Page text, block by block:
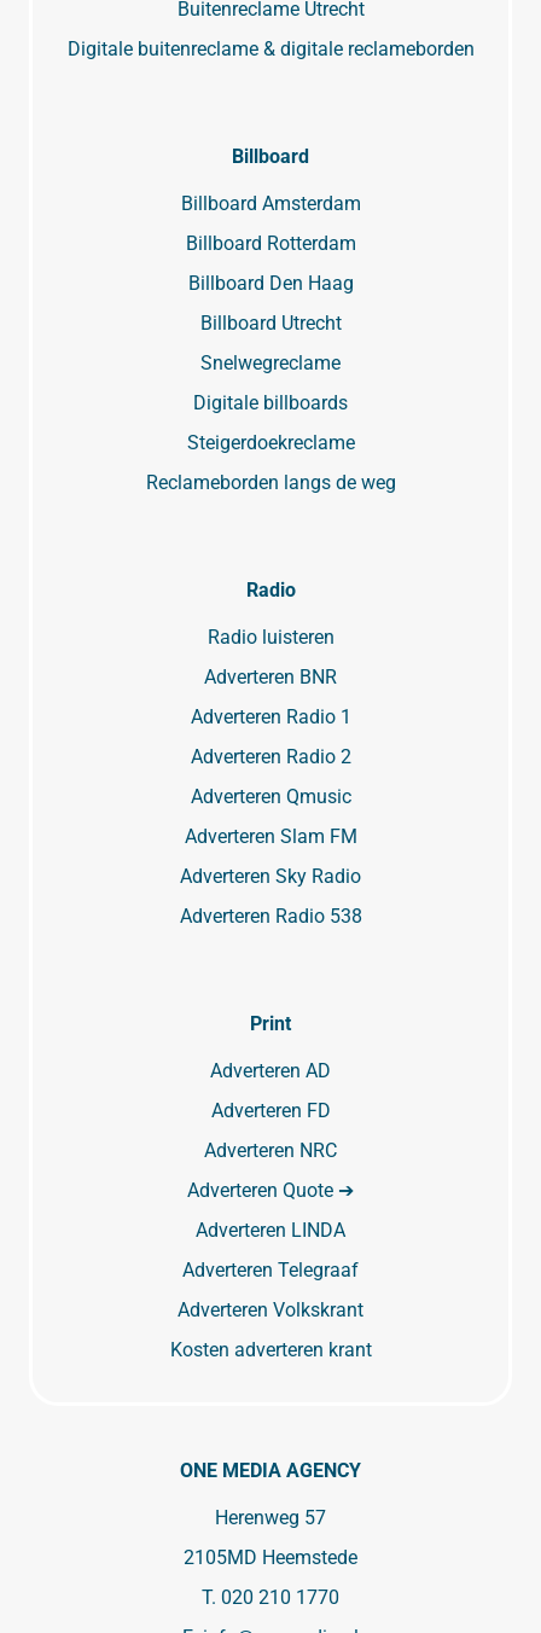
Buitenreclame Utrecht
Digitale buitenreclame & digitale reclameborden
Billboard
Billboard Amsterdam
Billboard Rotterdam
Billboard Den Haag
Billboard Utrecht
Snelwegreclame
Digitale billboards
Steigerdoekreclame
Reclameborden langs de weg
Radio
Radio luisteren
Adverteren BNR
Adverteren Radio 1
Adverteren Radio 2
Adverteren Qmusic
Adverteren Slam FM
Adverteren Sky Radio
Adverteren Radio 538
Print
Adverteren AD
Adverteren FD
Adverteren NRC
Adverteren Quote ➔
Adverteren LINDA
Adverteren Telegraaf
Adverteren Volkskrant
Kosten adverteren krant
ONE MEDIA AGENCY
Herenweg 57
2105MD Heemstede
T. 020 210 1770